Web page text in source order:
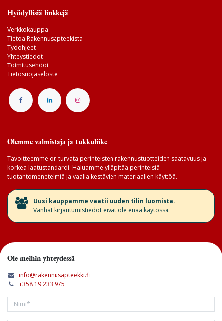
Hyödyllisiä linkkejä
Verkkokauppa
Tietoa Rakennusapteekista
Työohjeet
Yhteystiedot
Toimitusehdot
Tietosuojaseloste
Olemme valmistaja ja tukkuliike
Tavoitteemme on turvata perinteisten rakennustuotteiden saatavuus ja
korkea laatustandardi. Haluamme ylläpitää perinteisiä
tuotantomenetelmiä ja vaalia kestävien materiaalien käyttöä.
​Uusi kauppamme vaatii uuden tilin luomista.
Vanhat kirjautumistiedot eivät ole enää käytössä.
Ole meihin yhteydessä
info@rakennusapteekki.fi
+358 19 233 975